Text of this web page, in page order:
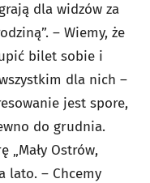
dla widzów za
– Wiemy, że
bilet sobie i
dla nich –
jest spore,
do grudnia.
„Mały Ostrów,
lato. – Chcemy